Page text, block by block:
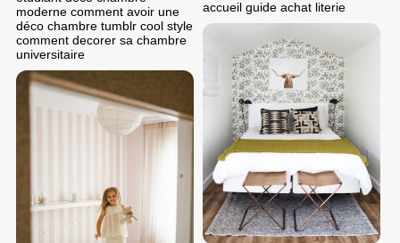
moderne comment avoir une
déco chambre tumblr cool style
comment decorer sa chambre
universitaire
accueil guide achat literie